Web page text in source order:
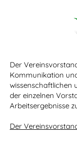
Der
Kommunikation
wissenschaftlichen
der einzelnen
Arbeitsergebnisse
Der